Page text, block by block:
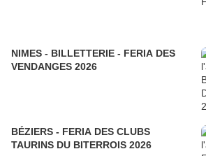
NIMES - BILLETTERIE - FERIA DES
VENDANGES 2026
BÉZIERS - FERIA DES CLUBS
TAURINS DU BITERROIS 2026